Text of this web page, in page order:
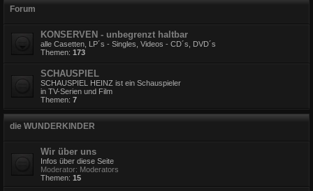
Forum
KONSERVEN - unbegrenzt haltbar
alle Casetten, LP´s - Singles, Videos - CD´s, DVD´s
Themen: 173
SCHAUSPIEL
SCHAUSPIEL HEINZ ist ein Schauspieler
in TV-Serien und Film
Themen: 7
die WUNDERKINDER
Wir über uns
Infos über diese Seite
Moderator: Moderators
Themen: 15